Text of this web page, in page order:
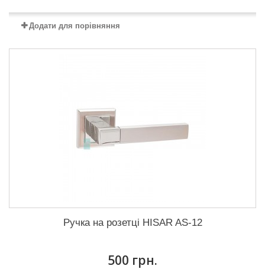
Додати для порівняння
Ручка на розетці HISAR AS-12
500 грн.